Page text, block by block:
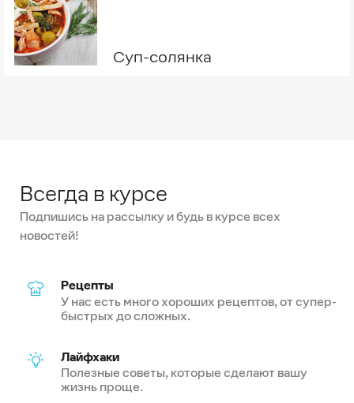
Суп-солянка
Всегда в курсе
Подпишись на рассылку и будь в курсе всех
новостей!
Рецепты
У нас есть много хороших рецептов, от супер-
быстрых до сложных.
Лайфхаки
Полезные советы, которые сделают вашу
жизнь проще.